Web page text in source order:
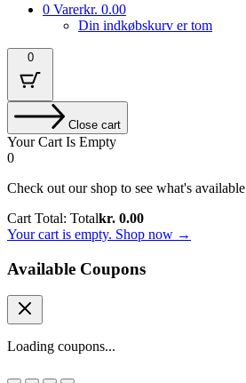
0 Varerkr. 0.00
Din indkøbskurv er tom
0
Close cart
Your Cart Is Empty
0
Check out our shop to see what's available
Cart Total: Totalkr. 0.00
Your cart is empty. Shop now →
Available Coupons
Loading coupons...